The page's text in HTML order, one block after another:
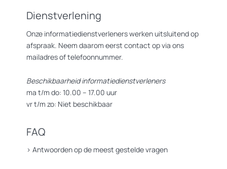
Dienstverlening
Onze informatiedienstverleners werken uitsluitend op
afspraak. Neem daarom eerst contact op via ons
mailadres of telefoonnummer.
Beschikbaarheid informatiedienstverleners
ma t/m do: 10.00 – 17.00 uur
vr t/m zo: Niet beschikbaar
FAQ
> Antwoorden op de meest gestelde vragen